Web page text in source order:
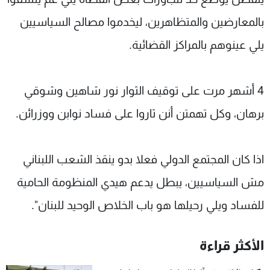
بالمعارضين والمتظاهرين، ليخدموا مصالح السياسيين
يلي عينوهم بالمراكز القضائية.
4 أشهر مرت على توقيف الثوار نور شاهين وشوقي
برهان، وكل تهمتن أنن ثاروا على فساد نوابن ووزرائن.
اذا كان المجتمع الدولي فعلا بدو ينقذ الشعب اللبناني
مش السياسيين، يبطل يدعم هيدي المنظومة الحامية
للفساد ويلي رحيلها هو باب الخلاص الوحيد للبنان".
الأكثر قراءة